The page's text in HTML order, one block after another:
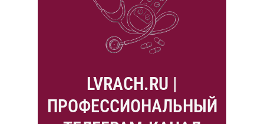
LVRACH.RU |
ПРОФЕССИОНАЛЬНЫЙ